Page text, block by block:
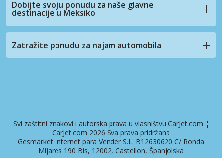
Dobijte svoju ponudu za naše glavne
destinacije u Meksiko
Zatražite ponudu za najam automobila
Svi zaštitni znakovi i autorska prava u vlasništvu CarJet.com ¦
CarJet.com 2026 Sva prava pridržana
Gesmarket Internet para Vender S.L. B12630620 C/ Ronda
Mijares 190 Bis, 12002, Castellon, Španjolska